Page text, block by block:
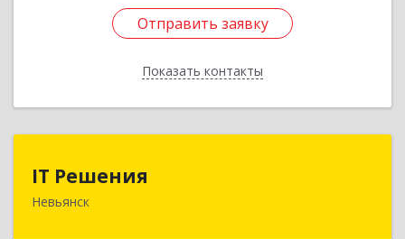
Отправить заявку
Показать контакты
Отправить заявку
Назад
IT Решения
Невьянск